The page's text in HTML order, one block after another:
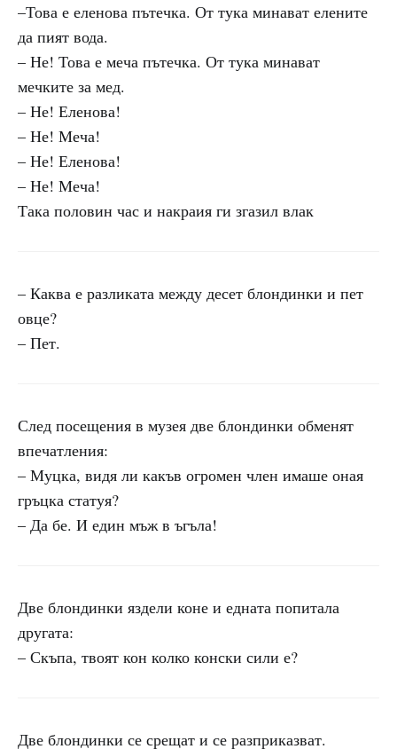
–Това е еленова пътечка. От тука минават елените
да пият вода.
– Не! Това е меча пътечка. От тука минават
мечките за мед.
– Не! Еленова!
– Не! Меча!
– Не! Еленова!
– Не! Меча!
Така половин час и накраия ги згазил влак
– Каква е разликата между десет блондинки и пет
овце?
– Пет.
След посещения в музея две блондинки обменят
впечатления:
– Муцка, видя ли какъв огромен член имаше оная
гръцка статуя?
– Да бе. И един мъж в ъгъла!
Две блондинки яздели коне и едната попитала
другата:
– Скъпа, твоят кон колко конски сили е?
Две блондинки се срещат и се разприказват.